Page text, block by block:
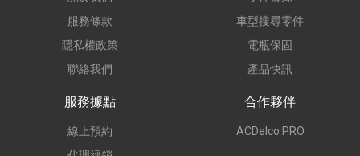
服務條款
隱私權政策
聯絡我們
車型搜尋零件
電瓶保固
產品快訊
服務據點
線上預約
合作夥伴
ACDelco PRO